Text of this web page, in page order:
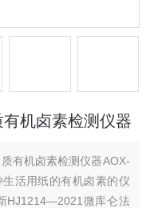
机卤素检测仪器
有机卤素检测仪器AOX-
活用纸的有机卤素的仪
HJ1214—2021微库仑法